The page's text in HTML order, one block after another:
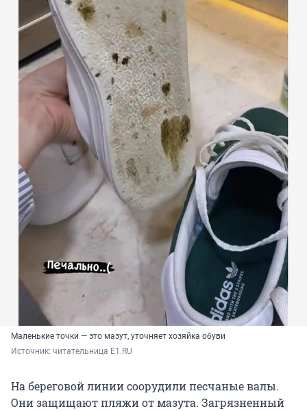
Маленькие точки — это мазут, уточняет хозяйка обуви
Источник: читательница E1.RU
На береговой линии соорудили песчаные валы.
Они защищают пляжи от мазута. Загрязненный